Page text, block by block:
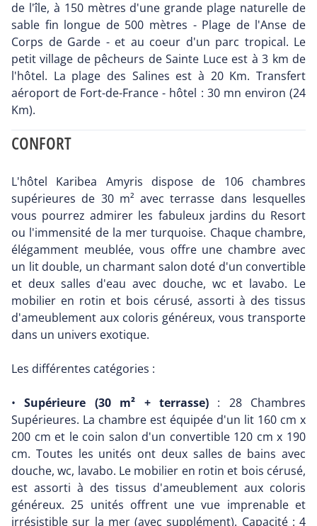
de l'île, à 150 mètres d'une grande plage naturelle de
sable fin longue de 500 mètres - Plage de l'Anse de
Corps de Garde - et au coeur d'un parc tropical. Le
petit village de pêcheurs de Sainte Luce est à 3 km de
l'hôtel. La plage des Salines est à 20 Km. Transfert
aéroport de Fort-de-France - hôtel : 30 mn environ (24
Km).
CONFORT
L'hôtel Karibea Amyris dispose de 106 chambres
supérieures de 30 m² avec terrasse dans lesquelles
vous pourrez admirer les fabuleux jardins du Resort
ou l'immensité de la mer turquoise. Chaque chambre,
élégamment meublée, vous offre une chambre avec
un lit double, un charmant salon doté d'un convertible
et deux salles d'eau avec douche, wc et lavabo. Le
mobilier en rotin et bois cérusé, assorti à des tissus
d'ameublement aux coloris généreux, vous transporte
dans un univers exotique.
Les différentes catégories :
•Supérieure (30 m² + terrasse): 28 Chambres
Supérieures. La chambre est équipée d'un lit 160 cm x
200 cm et le coin salon d'un convertible 120 cm x 190
cm. Toutes les unités ont deux salles de bains avec
douche, wc, lavabo. Le mobilier en rotin et bois cérusé,
est assorti à des tissus d'ameublement aux coloris
généreux. 25 unités offrent une vue imprenable et
irrésistible sur la mer (avec supplément). Capacité : 4